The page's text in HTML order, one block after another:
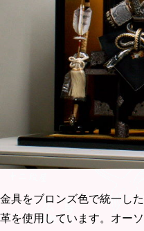
金具をブロンズ色で統一し
革を使用しています。オー